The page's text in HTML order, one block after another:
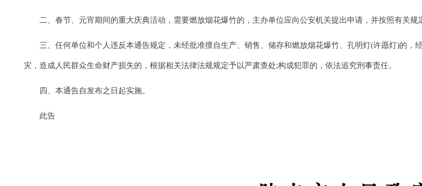
二、春节、元宵期间的重大庆典活动，需要燃放烟花爆竹的，主办单位应向公安机关提出申请，并按照有关规
三、任何单位和个人违反本通告规定，未经批准擅自生产、销售、储存和燃放烟花爆竹、孔明灯(许愿灯)的，
灾，造成人民群众生命财产损失的，根据相关法律法规规定予以严肃查处;构成犯罪的，依法追究刑事责任。
四、本通告自发布之日起实施。
此告